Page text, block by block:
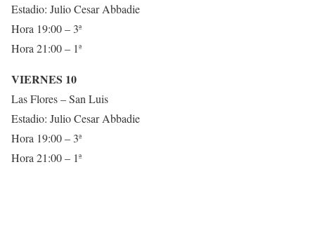
Estadio: Julio Cesar Abbadie
Hora 19:00 – 3ª
Hora 21:00 – 1ª
VIERNES 10
Las Flores – San Luis
Estadio: Julio Cesar Abbadie
Hora 19:00 – 3ª
Hora 21:00 – 1ª